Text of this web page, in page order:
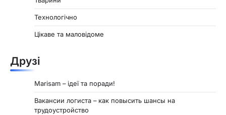
Технологічно
Цікаве та маловідоме
Друзі
Marisam – ідеї та поради!
Вакансии логиста – как повысить шансы на
трудоустройство